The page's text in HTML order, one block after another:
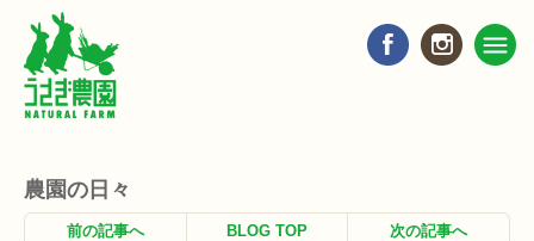
農園の日々
前の記事へ BLOG TOP 次の記事へ